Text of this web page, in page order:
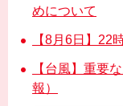
めについて
【8月6日】22
【台風】重要
報）